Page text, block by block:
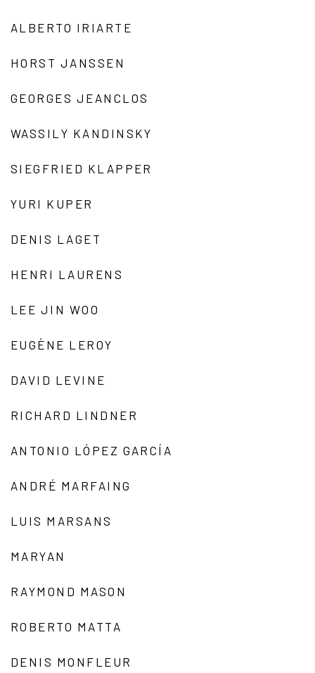
ALBERTO IRIARTE
HORST JANSSEN
GEORGES JEANCLOS
WASSILY KANDINSKY
SIEGFRIED KLAPPER
YURI KUPER
DENIS LAGET
HENRI LAURENS
LEE JIN WOO
EUGÈNE LEROY
DAVID LEVINE
RICHARD LINDNER
ANTONIO LÓPEZ GARCÍA
ANDRÉ MARFAING
LUIS MARSANS
MARYAN
RAYMOND MASON
ROBERTO MATTA
DENIS MONFLEUR